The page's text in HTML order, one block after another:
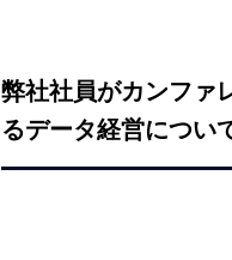
弊社社員がカンファ
るデータ経営につい